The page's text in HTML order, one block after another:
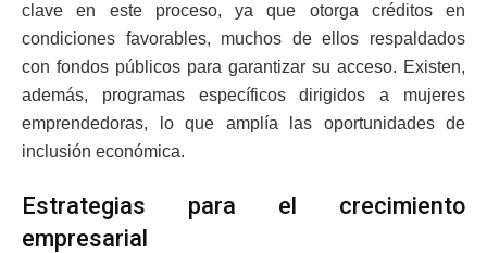
clave en este proceso, ya que otorga créditos en
condiciones favorables, muchos de ellos respaldados
con fondos públicos para garantizar su acceso. Existen,
además, programas específicos dirigidos a mujeres
emprendedoras, lo que amplía las oportunidades de
inclusión económica.
Estrategias para el crecimiento
empresarial